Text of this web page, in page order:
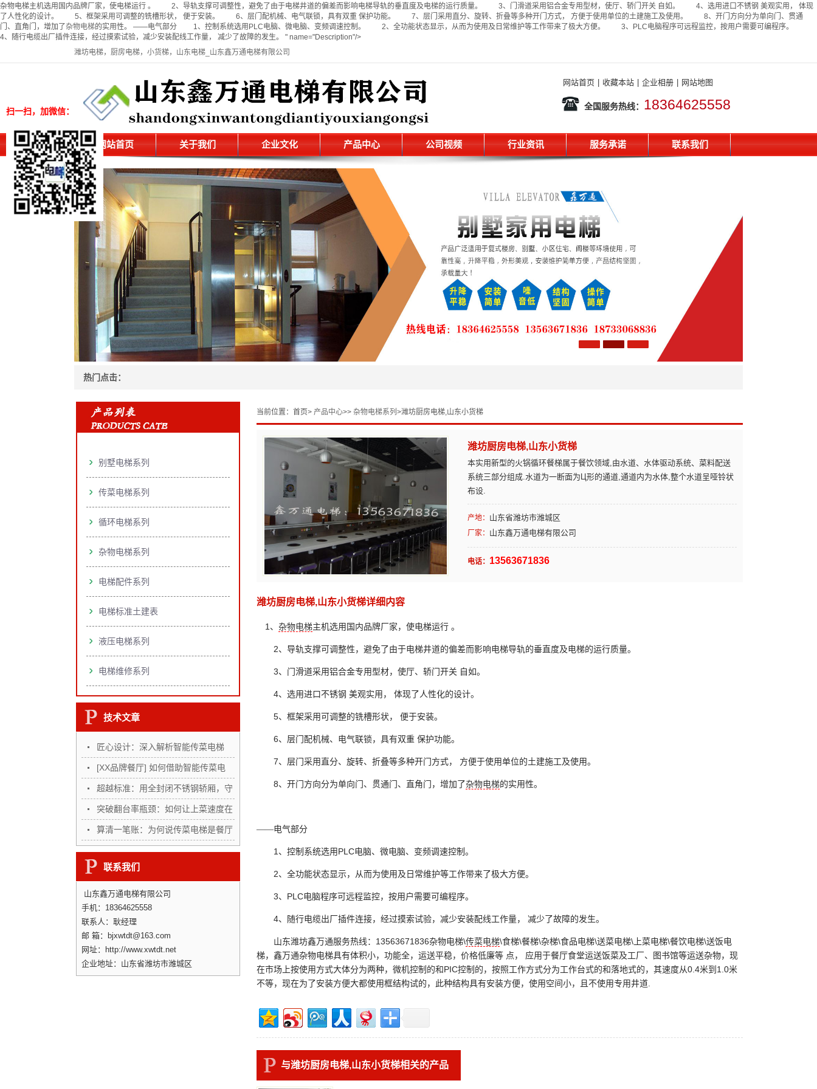
杂物电梯主机选用国内品牌厂家，使电梯运行 。 2、导轨支撑可调整性，避免了由于电梯井道的偏差而影响电梯导轨的垂直度及电梯的运行质量。 3、门滑道采用铝合金专用型材，使厅、轿门开关 自如。 4、选用进口不锈钢 美观实用， 体现
了人性化的设计。 5、框架采用可调整的铣槽形状， 便于安装。 6、层门配机械、电气联锁，具有双重 保护功能。 7、层门采用直分、旋转、折叠等多种开门方式， 方便于使用单位的土建施工及使用。 8、开门方向分为单向门、贯通
门、直角门，增加了杂物电梯的实用性。 ——电气部分 1、控制系统选用PLC电脑、微电脑、变频调速控制。 2、全功能状态显示，从而为使用及日常维护等工作带来了极大方便。 3、PLC电脑程序可远程监控，按用户需要可编程序。
4、随行电缆出厂插件连接，经过摸索试验，减少安装配线工作量， 减少了故障的发生。 " name="Description"/>
潍坊电梯，厨房电梯，小货梯，山东电梯_山东鑫万通电梯有限公司
网站首页 收藏本站 企业相册 网站地图
全国服务热线： 18364625558
网站首页 关于我们 企业文化 产品中心 公司视频 行业资讯 服务承诺 联系我们
热门点击：
当前位置： 首页> 产品中心>> 杂物电梯系列 >潍坊厨房电梯,山东小货梯
潍坊厨房电梯,山东小货梯
本实用新型的火锅循环餐梯属于餐饮领域,由水道、水体驱动系统、菜料配送
系统三部分组成.水道为一断面为Ц形的通道,通道内为水体,整个水道呈哑铃状
布设.
产地： 山东省潍坊市潍城区
厂家： 山东鑫万通电梯有限公司
电话： 13563671836
潍坊厨房电梯,山东小货梯详细内容
1 、 杂物电梯主机选用国内品牌厂家，使电梯运行 。
2、导轨支撑可调整性，避免了由于电梯井道的偏差而影响电梯导轨的垂直度及电梯的运行质量。
3、门滑道采用铝合金专用型材，使厅、轿门开关 自如。
4、选用进口不锈钢 美观实用， 体现了人性化的设计。
5、框架采用可调整的铣槽形状， 便于安装。
6、层门配机械、电气联锁，具有双重 保护功能。
7、层门采用直分、旋转、折叠等多种开门方式， 方便于使用单位的土建施工及使用。
8、开门方向分为单向门、贯通门、直角门，增加了杂物电梯的实用性。
——电气部分
1 、控制系统选用 PLC电脑、微电脑、变频调速控制。
2、全功能状态显示，从而为使用及日常维护等工作带来了极大方便。
3、 PLC电脑程序可远程监控，按用户需要可编程序。
4、随行电缆出厂插件连接，经过摸索试验，减少安装配线工作量， 减少了故障的发生。
山东潍坊鑫万通服务热线：13563671836杂物电梯\传菜电梯\食梯\餐梯\杂梯\食品电梯\送菜电梯\上菜电梯\餐饮电梯\送饭电
梯，鑫万通杂物电梯具有体积小，功能全，运送平稳，价格低廉等 点， 应用于餐厅食堂运送饭菜及工厂、图书馆等运送杂物，现
在市场上按使用方式大体分为两种，微机控制的和PIC控制的，按照工作方式分为工作台式的和落地式的，其速度从0.4米到1.0米
不等，现在为了安装方便大都使用框结构试的，此种结构具有安装方便，使用空间小，且不使用专用井道.
与潍坊厨房电梯,山东小货梯相关的产品
别墅电梯系列
传菜电梯系列
循环电梯系列
杂物电梯系列
电梯配件系列
电梯标准土建表
液压电梯系列
电梯维修系列
技术文章
匠心设计：深入解析智能传菜电梯
的…
[XX品牌餐厅] 如何借助智能传菜电
梯…
超越标准：用全封闭不锈钢轿厢，守
护…
突破翻台率瓶颈：如何让上菜速度在
高…
算清一笔账：为何说传菜电梯是餐厅
联系我们
山东鑫万通电梯有限公司
手机：18364625558
联系人：耿经理
邮 箱：bjxwtdt@163.com
网址：http://www.xwtdt.net
企业地址：山东省潍坊市潍城区
扫一扫，加微信：